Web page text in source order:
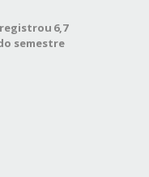
registrou 6,7
semestre